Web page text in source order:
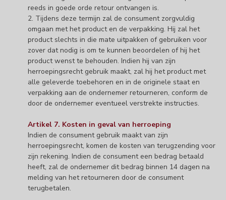
reeds in goede orde retour ontvangen is.
2. Tijdens deze termijn zal de consument zorgvuldig
omgaan met het product en de verpakking. Hij zal het
product slechts in die mate uitpakken of gebruiken voor
zover dat nodig is om te kunnen beoordelen of hij het
product wenst te behouden. Indien hij van zijn
herroepingsrecht gebruik maakt, zal hij het product met
alle geleverde toebehoren en in de originele staat en
verpakking aan de ondernemer retourneren, conform de
door de ondernemer eventueel verstrekte instructies.
Artikel 7. Kosten in geval van herroeping
Indien de consument gebruik maakt van zijn
herroepingsrecht, komen de kosten van terugzending voor
zijn rekening. Indien de consument een bedrag betaald
heeft, zal de ondernemer dit bedrag binnen 14 dagen na
melding van het retourneren door de consument
terugbetalen.